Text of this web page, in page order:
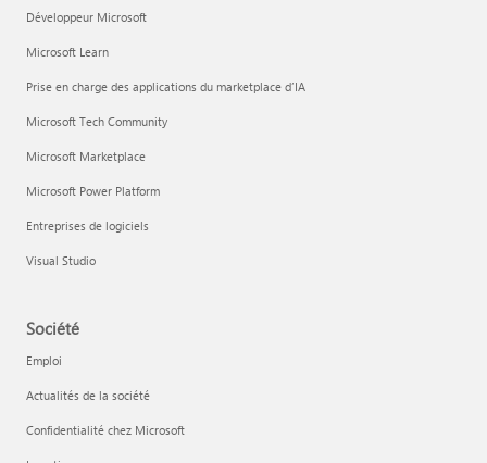
Développeur Microsoft
Microsoft Learn
Prise en charge des applications du marketplace d’IA
Microsoft Tech Community
Microsoft Marketplace
Microsoft Power Platform
Entreprises de logiciels
Visual Studio
Société
Emploi
Actualités de la société
Confidentialité chez Microsoft